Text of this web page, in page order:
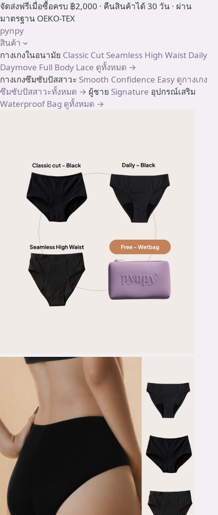
Skip
to
content
จัดส่งฟรีเมื่อซื้อครบ ฿2,000 · คืนสินค้าได้ 30 วัน · ผ่าน
มาตรฐาน OEKO-TEX
pynpy
สินค้า
กางเกงในอนามัย Classic Cut Seamless High Waist Daily
Daymove Full Body Lace ดูทั้งหมด →
กางเกงซึมซับปัสสาวะ Smooth Confidence Easy ดูกางเกง
ซึมซับปัสสาวะทั้งหมด → ผู้ชาย Signature อุปกรณ์เสริม
Waterproof Bag ดูทั้งหมด →